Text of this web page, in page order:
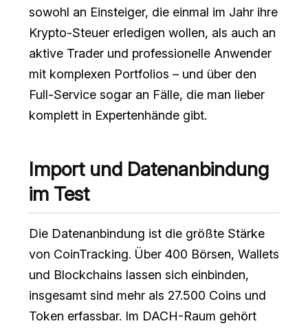
sowohl an Einsteiger, die einmal im Jahr ihre
Krypto-Steuer erledigen wollen, als auch an
aktive Trader und professionelle Anwender
mit komplexen Portfolios – und über den
Full-Service sogar an Fälle, die man lieber
komplett in Expertenhände gibt.
Import und Datenanbindung
im Test
Die Datenanbindung ist die größte Stärke
von CoinTracking. Über 400 Börsen, Wallets
und Blockchains lassen sich einbinden,
insgesamt sind mehr als 27.500 Coins und
Token erfassbar. Im DACH-Raum gehört